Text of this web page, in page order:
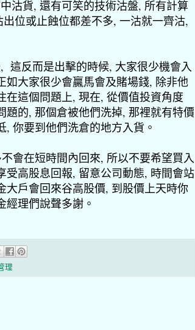
沽貨, 還有可笑的技術沽盤, 所有計算
位或止蝕位都差不多, 一沽就一齊沽,
這反而是出擊的時候, 大家很少機會入
如大家很少會贏馬會及賭場錢, 除非他
在這個問題上, 現在, 從價值投資角度
題的, 那個倉被他們洗掉, 那裡就有特價
你要到他們洗倉的地方入貨。
會在短時間內回來, 所以不要希望買入
受高股息回報, 留意公司動態, 時間會站
大戶會回來谷高股價, 到股價上天時你
經理們說聲多謝。
理